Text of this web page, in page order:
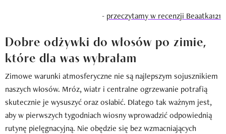
- przeczytamy w recenzji Beaatka121
Dobre odżywki do włosów po zimie,
które dla was wybrałam
Zimowe warunki atmosferyczne nie są najlepszym sojusznikiem
naszych włosów. Mróz, wiatr i centralne ogrzewanie potrafią
skutecznie je wysuszyć oraz osłabić. Dlatego tak ważnym jest,
aby w pierwszych tygodniach wiosny wprowadzić odpowiednią
rutynę pielęgnacyjną. Nie obędzie się bez wzmacniających